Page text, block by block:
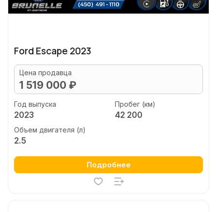
Ford Escape 2023
Цена продавца
1 519 000 ₽
Год выпуска
2023
Пробег (км)
42 200
Объем двигателя (л)
2.5
Подробнее